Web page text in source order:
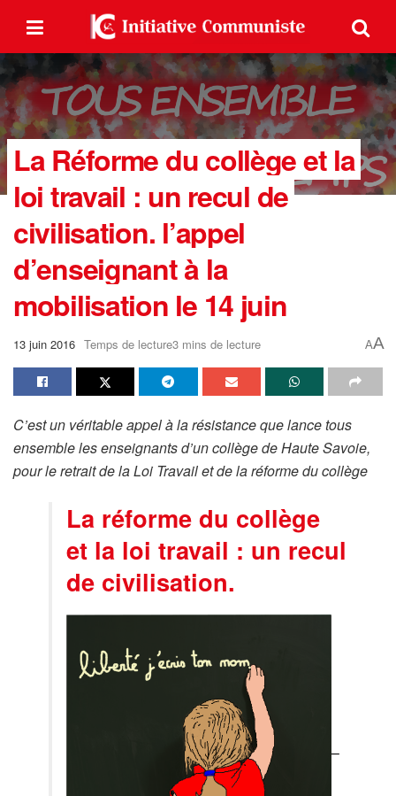
La Réforme du collège et la
loi travail : un recul de
civilisation. l’appel
d’enseignant à la
mobilisation le 14 juin
13 juin 2016 Temps de lecture3 mins de lecture AA
C’est un véritable appel à la résistance que lance tous
ensemble les enseignants d’un collège de Haute Savoie,
pour le retrait de la Loi Travail et de la réforme du collège
La réforme du collège
et la loi travail : un recul
de civilisation.
–